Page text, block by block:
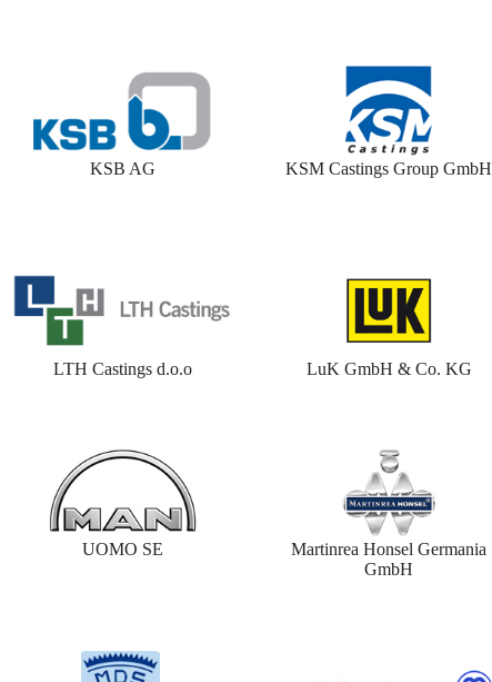
KSB AG KSM Castings Group GmbH
LTH Castings d.o.o LuK GmbH & Co. KG
UOMO SE
Martinrea Honsel Germania
GmbH